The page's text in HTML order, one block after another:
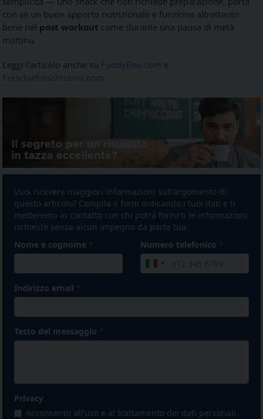
con sé un buon apporto nutrizionale e funziona altrettanto
bene nel post workout come durante una pausa di metà
mattina.
Leggi l'articolo anche su FoodyBev.com e
Freschiefreschissimi.com